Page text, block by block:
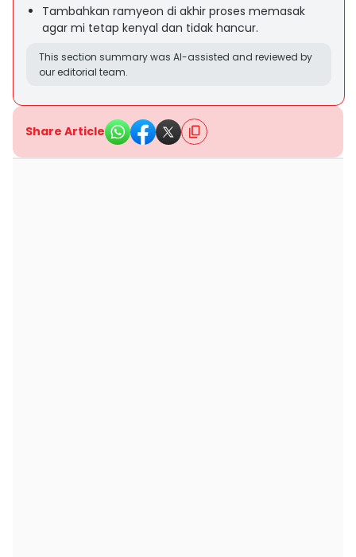
Tambahkan ramyeon di akhir proses memasak
agar mi tetap kenyal dan tidak hancur.
This section summary was AI-assisted and reviewed by
our editorial team.
Share Article